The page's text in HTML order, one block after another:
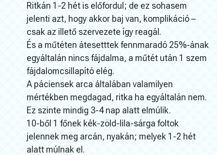
Ritkán 1-2 hét is előfordul; de ez sohasem
jelenti azt, hogy akkor baj van, komplikáció –
csak az illető szervezete így reagál.
És a műtéten átesetttek fennmaradó 25%-ának
egyáltalán nincs fájdalma, a műtét után 1 szem
fájdalomcsillapító elég.
A páciensek arca általában valamilyen
mértékben megdagad, ritka ha egyáltalán nem.
Ez szinte mindig 3-4 nap alatt elmúlik.
10-ből 1 főnek kék-zöld-lila-sárga foltok
jelennek meg arcán, nyakán; melyek 1-2 hét
alatt múlnak el.